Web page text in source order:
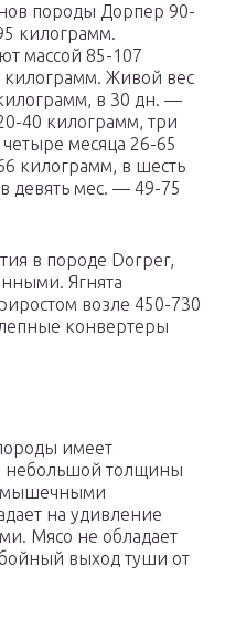
породы Дорпер 90-
килограмм.
массой 85-107
Живой вес
в 30 дн. —
40 килограмм, три
месяца 26-65
килограмм, в шесть
девять мес. — 49-75
в породе Dorper,
Ягнята
возле 450-730
конвертеры
имеет
небольшой толщины
мышечными
на удивление
Мясо не обладает
выход туши от